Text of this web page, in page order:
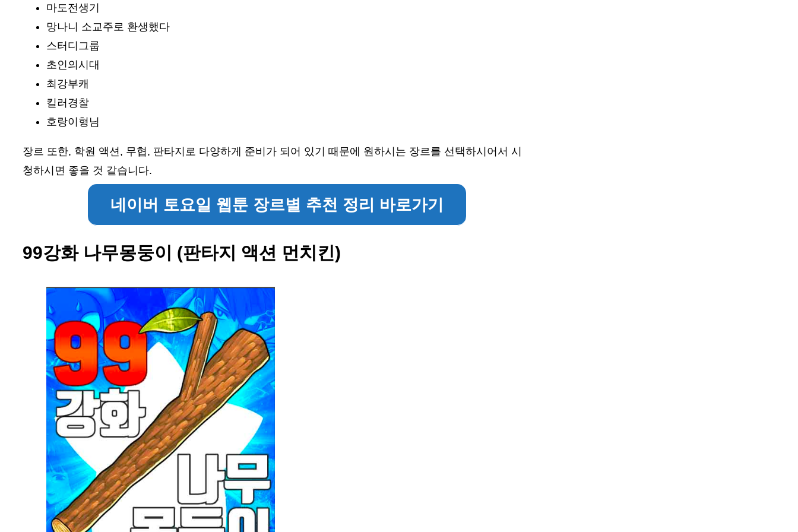
마도전생기
망나니 소교주로 환생했다
스터디그룹
초인의시대
최강부캐
킬러경찰
호랑이형님
장르 또한, 학원 액션, 무협, 판타지로 다양하게 준비가 되어 있기 때문에 원하시는 장르를 선택하시어서 시
청하시면 좋을 것 같습니다.
네이버 토요일 웹툰 장르별 추천 정리 바로가기
99강화 나무몽둥이 (판타지 액션 먼치킨)